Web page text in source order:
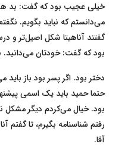
خیلی عجیب بود که گفت: بد
می‌دانستم که نباید بگویم.
گفتند آناهیتا شکل اصیل‌تر و
بود که گفت: خودتان
دختر بود. اگر پسر بود باز باید
حتما حمید باید یک اسمی
بود. خیال می‌کردم دیگر
رفتم شناسنامه بگیرم، تا گفتم
آقا.